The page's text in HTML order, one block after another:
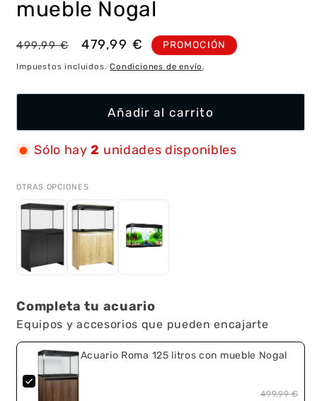
mueble Nogal
Precio
habitual
499,99 €
Precio
de
479,99 € PROMOCIÓN
Impuestos incluidos.Condiciones de envío.
Añadir al carrito
Sólo hay 2 unidades disponibles
OTRAS OPCIONES
Completa tu acuario
Equipos y accesorios que pueden encajarte
Acuario Roma 125 litros con mueble Nogal
499,99 €